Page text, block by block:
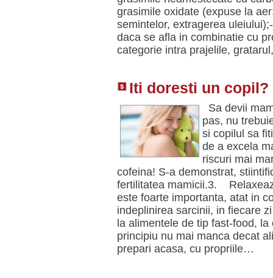
grasimile oxidate (expuse la
semintelor, extragerea
daca se afla in combinatie cu
categorie intra prajelile,
Iti doresti un
Sa devii
pas, nu
si copilul sa
de a excela
riscuri mai
cofeina! S-a demonstrat,
fertilitatea mamicii.3.
este foarte importanta, atat in
indeplinirea sarcinii, in fiecare
la alimentele de tip fast-food,
principiu nu mai manca decat
prepari acasa, cu propriile…